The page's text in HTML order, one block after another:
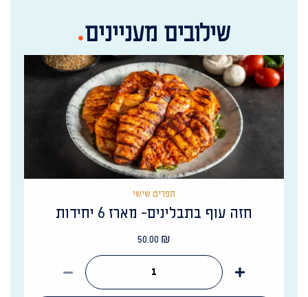
שילובים מעניינים
תפריט שישי
חזה עוף בתבלינים- מארז 6 יחידות
50.00 ₪